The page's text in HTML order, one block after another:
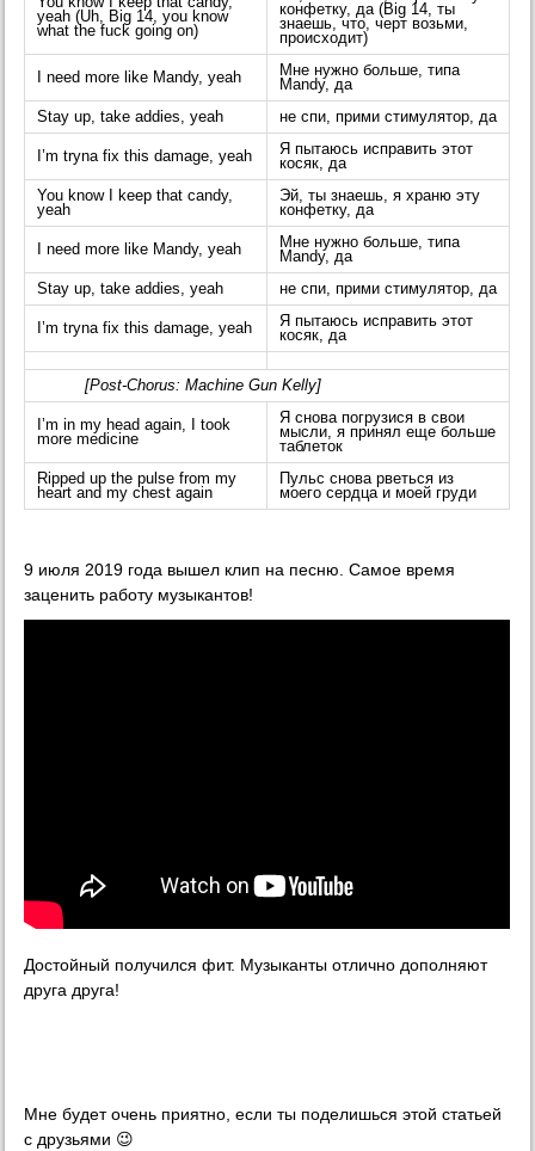
yeah (Uh, Big 14, you know
what the fuck going on)
конфетку, да (Big 14, ты
знаешь, что, черт возьми,
происходит)
I need more like Mandy, yeah
Мне нужно больше, типа
Mandy, да
Stay up, take addies, yeah
не спи, прими стимулятор, да
I’m tryna fix this damage, yeah
Я пытаюсь исправить этот
косяк, да
You know I keep that candy,
yeah
Эй, ты знаешь, я храню эту
конфетку, да
I need more like Mandy, yeah
Мне нужно больше, типа
Mandy, да
Stay up, take addies, yeah
не спи, прими стимулятор, да
I’m tryna fix this damage, yeah
Я пытаюсь исправить этот
косяк, да
[Post-Chorus: Machine Gun Kelly]
I’m in my head again, I took
more medicine
Я снова погрузися в свои
мысли, я принял еще больше
таблеток
Ripped up the pulse from my
heart and my chest again
Пульс снова рветься из
моего сердца и моей груди
9 июля 2019 года вышел клип на песню. Самое время
заценить работу музыкантов!
Достойный получился фит. Музыканты отлично дополняют
друга друга!
Мне будет очень приятно, если ты поделишься этой статьей
с друзьями 😉